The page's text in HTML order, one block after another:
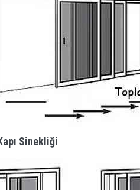
Sinekliği